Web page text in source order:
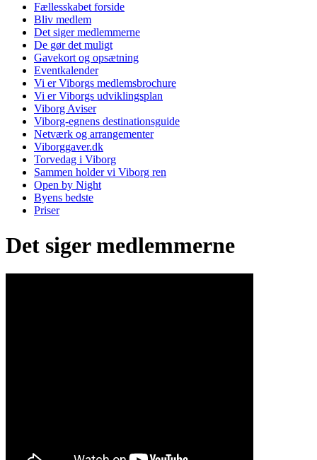
Fællesskabet forside
Bliv medlem
Det siger medlemmerne
De gør det muligt
Gavekort og opsætning
Eventkalender
Vi er Viborgs medlemsbrochure
Vi er Viborgs udviklingsplan
Viborg Aviser
Viborg-egnens destinationsguide
Netværk og arrangementer
Viborggaver.dk
Torvedag i Viborg
Sammen holder vi Viborg ren
Open by Night
Byens bedste
Priser
Det siger medlemmerne